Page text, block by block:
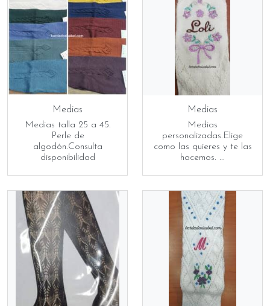
Medias
Medias talla 25 a 45.
Perle de
algodón.Consulta
disponibilidad
Medias
Medias
personalizadas.Elige
como las quieres y te las
hacemos. ...